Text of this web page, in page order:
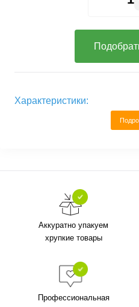
Характеристики:
Аккуратно упакуем
хрупкие товары
Профессиональная